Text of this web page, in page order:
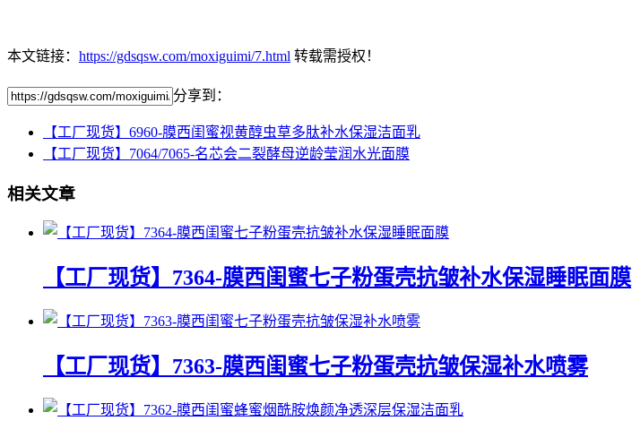
本文链接： https://gdsqsw.com/moxiguimi/7.html 转载需授权！
分享到：
【工厂现货】6960-膜西闺蜜视黄醇虫草多肽补水保湿洁面乳
【工厂现货】7064/7065-名芯会二裂酵母逆龄莹润水光面膜
相关文章
【工厂现货】7364-膜西闺蜜七子粉蛋壳抗皱补水保湿睡眠面膜
【工厂现货】7363-膜西闺蜜七子粉蛋壳抗皱保湿补水喷雾